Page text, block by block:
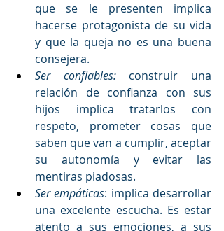
que se le presenten implica
hacerse protagonista de su vida
y que la queja no es una buena
consejera.
Ser confiables: construir una
relación de confianza con sus
hijos implica tratarlos con
respeto, prometer cosas que
saben que van a cumplir, aceptar
su autonomía y evitar las
mentiras piadosas.
Ser empáticas: implica desarrollar
una excelente escucha. Es estar
atento a sus emociones, a sus